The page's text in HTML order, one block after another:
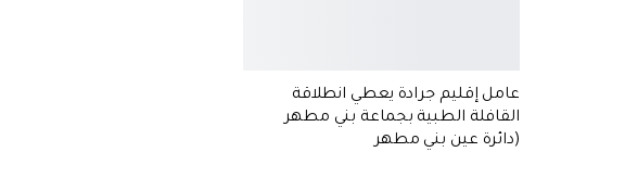
عامل إقليم جرادة يعطي انطلاقة
القافلة الطبية بجماعة بني مطهر
(دائرة عين بني مطهر